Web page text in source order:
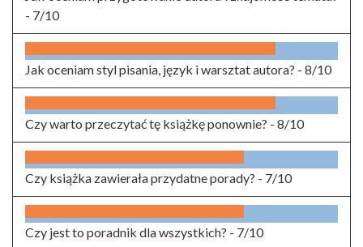
- 7/10
Jak oceniam styl pisania, język i warsztat autora? - 8/10
Czy warto przeczytać tę książkę ponownie? - 8/10
Czy książka zawierała przydatne porady? - 7/10
Czy jest to poradnik dla wszystkich? - 7/10